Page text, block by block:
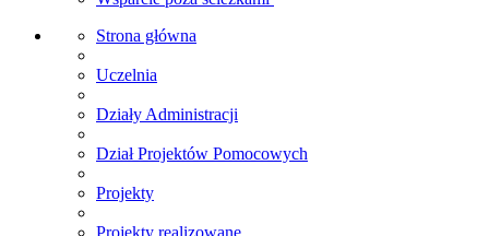
Strona główna
Uczelnia
Działy Administracji
Dział Projektów Pomocowych
Projekty
Projekty realizowane